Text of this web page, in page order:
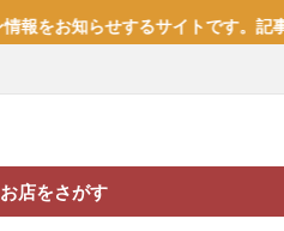
お知らせするサイトです。記事の
お店をさがす